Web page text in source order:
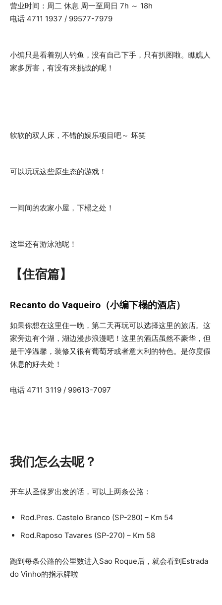
营业时间：周二 休息 周一至周日 7h ～ 18h
电话 4711 1937 / 99577-7979
小编只是看着别人钓鱼，没有自己下手，只有扒图啦。瞧瞧人
家多厉害，有没有来挑战的呢！
软软的双人床，不错的娱乐项目吧～ 坏笑
可以玩玩这些原生态的游戏！
一间间的农家小屋，下榻之处！
这里还有游泳池呢！
【住宿篇】
Recanto do Vaqueiro（小编下榻的酒店）
如果你想在这里住一晚，第二天再玩可以选择这里的旅店。这
家旁边有个湖，湖边漫步浪漫吧！这里的酒店虽然不豪华，但
是干净温馨，装修又很有葡萄牙或者意大利的特色。是你度假
休息的好去处！
电话 4711 3119 / 99613-7097
我们怎么去呢？
开车从圣保罗出发的话，可以上两条公路：
Rod.Pres. Castelo Branco (SP-280) – Km 54
Rod.Raposo Tavares (SP-270) – Km 58
跑到每条公路的公里数进入Sao Roque后，就会看到Estrada
do Vinho的指示牌啦